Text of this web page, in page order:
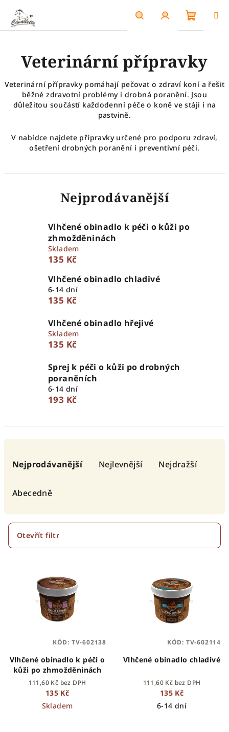
obsah
HledatPřihlášení
košík
Veterinární přípravky
Veterinární přípravky pomáhají pečovat o zdraví koní a řešit
běžné zdravotní problémy i drobná poranění. Jsou
důležitou součástí každodenní péče o koně ve stáji i na
pastvině.
V nabídce najdete přípravky určené pro podporu zdraví,
ošetření drobných poranění i preventivní péči.
Nejprodávanější
Vlhčené obinadlo k péči o kůži po
zhmožděninách
Skladem
135 Kč
Vlhčené obinadlo chladivé
6-14 dní
135 Kč
Vlhčené obinadlo hřejivé
Skladem
135 Kč
Sprej k péči o kůži po drobných
poraněních
6-14 dní
193 Kč
r
Nejprodávanější Nejlevnější Nejdražší
Abecedně
Otevřít filtr
oVlhčené obinadlo k péči o
kůži po zhmožděninách
111,60 Kč bez DPH
135 Kč
Skladem
KÓD: TV-602138
Vlhčené obinadlo chladivé
111,60 Kč bez DPH
135 Kč
6-14 dní
KÓD: TV-602114